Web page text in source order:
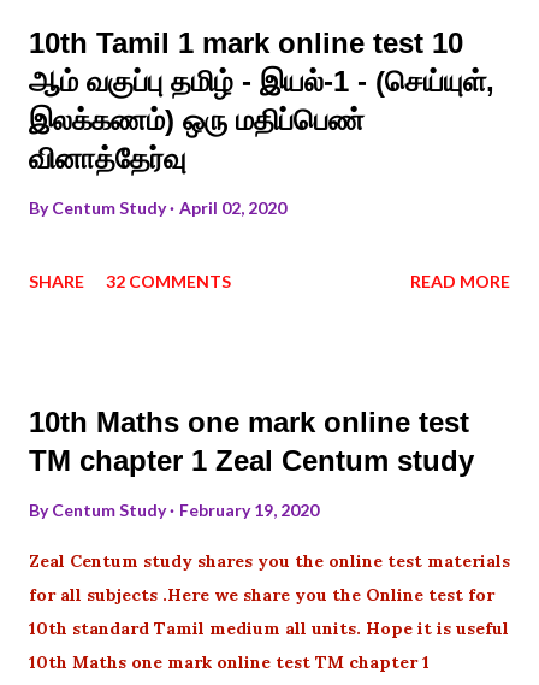
10th Tamil 1 mark online test 10
ஆம் வகுப்பு தமிழ் - இயல்-1 - (செய்யுள்,
இலக்கணம்) ஒரு மதிப்பெண்
வினாத்தேர்வு
ByCentum Study April 02, 2020
SHARE 32 COMMENTS READ MORE
10th Maths one mark online test
TM chapter 1 Zeal Centum study
ByCentum Study February 19, 2020
Zeal Centum study shares you the online test materials
for all subjects .Here we share you the Online test for
10th standard Tamil medium all units. Hope it is useful
10th Maths one mark online test TM chapter 1